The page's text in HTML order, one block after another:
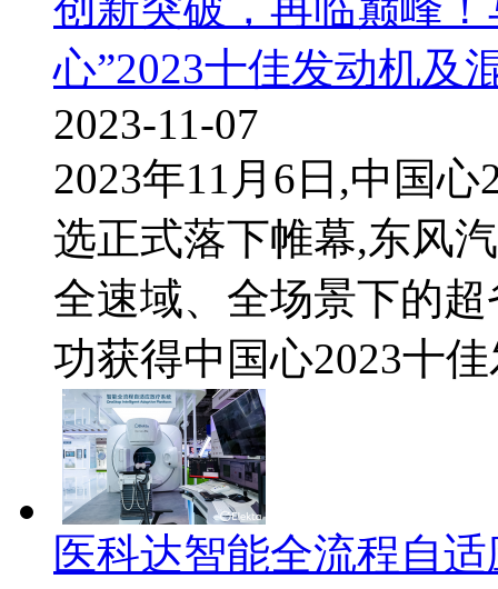
心”2023十佳发动机及
2023-11-07
2023年11月6日,中国
选正式落下帷幕,东风
全速域、全场景下的
功获得中国心2023十
医科达智能全流程自